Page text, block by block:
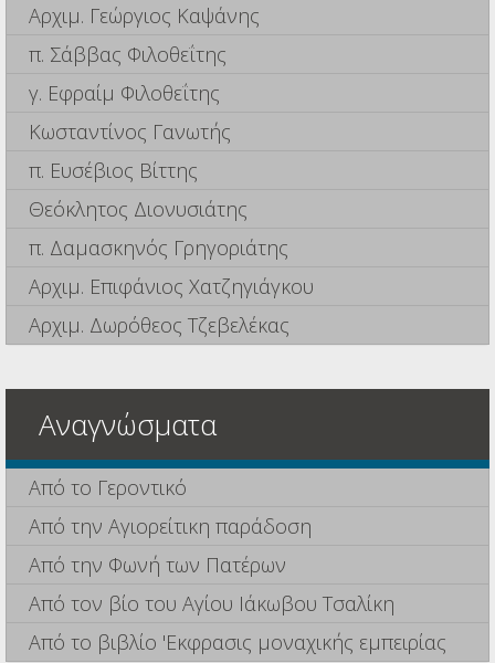
Αρχιμ. Γεώργιος Καψάνης
π. Σάββας Φιλοθεΐτης
γ. Εφραίμ Φιλοθεΐτης
Κωσταντίνος Γανωτής
π. Ευσέβιος Βίττης
Θεόκλητος Διονυσιάτης
π. Δαμασκηνός Γρηγοριάτης
Αρχιμ. Επιφάνιος Χατζηγιάγκου
Αρχιμ. Δωρόθεος Τζεβελέκας
Αναγνώσματα
Από το Γεροντικό
Από την Αγιορείτικη παράδοση
Από την Φωνή των Πατέρων
Από τον βίο του Αγίου Ιάκωβου Τσαλίκη
Από το βιβλίο 'Εκφρασις μοναχικής εμπειρίας